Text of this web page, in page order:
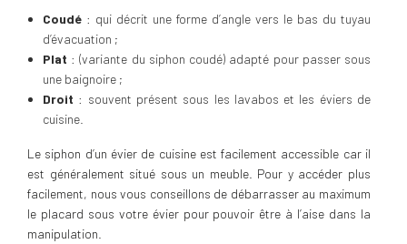
Coudé : qui décrit une forme d’angle vers le bas du tuyau
d’évacuation ;
Plat : (variante du siphon coudé) adapté pour passer sous
une baignoire ;
Droit : souvent présent sous les lavabos et les éviers de
cuisine.
Le siphon d’un évier de cuisine est facilement accessible car il
est généralement situé sous un meuble. Pour y accéder plus
facilement, nous vous conseillons de débarrasser au maximum
le placard sous votre évier pour pouvoir être à l’aise dans la
manipulation.